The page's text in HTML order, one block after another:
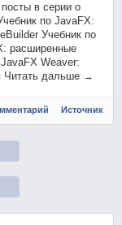
в серии о
по JavaFX:
Учебник по
расширенные
Weaver:
Читать дальше →
Источник